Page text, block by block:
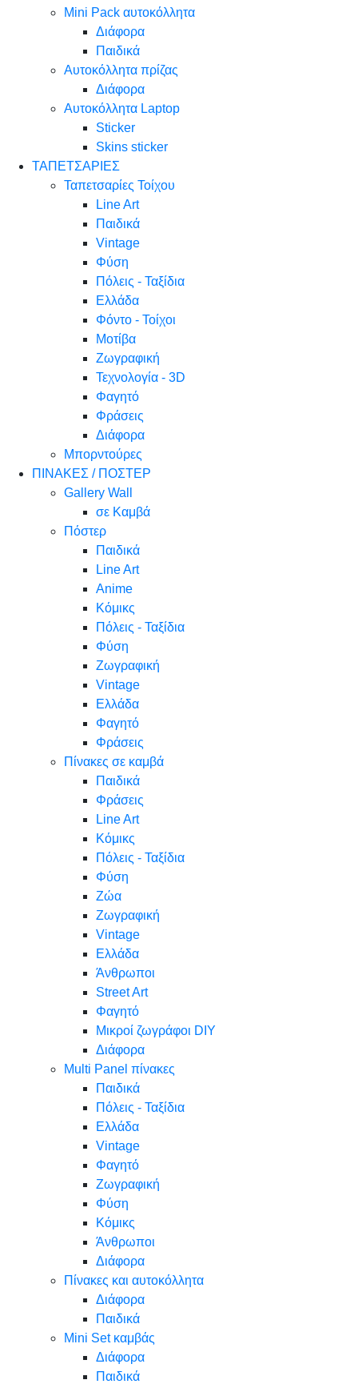
Mini Pack αυτοκόλλητα
Διάφορα
Παιδικά
Αυτοκόλλητα πρίζας
Διάφορα
Αυτοκόλλητα Laptop
Sticker
Skins sticker
ΤΑΠΕΤΣΑΡΙΕΣ
Ταπετσαρίες Τοίχου
Line Art
Παιδικά
Vintage
Φύση
Πόλεις - Ταξίδια
Ελλάδα
Φόντο - Τοίχοι
Μοτίβα
Ζωγραφική
Τεχνολογία - 3D
Φαγητό
Φράσεις
Διάφορα
Μπορντούρες
ΠΙΝΑΚΕΣ / ΠΟΣΤΕΡ
Gallery Wall
σε Καμβά
Πόστερ
Παιδικά
Line Art
Anime
Κόμικς
Πόλεις - Ταξίδια
Φύση
Ζωγραφική
Vintage
Ελλάδα
Φαγητό
Φράσεις
Πίνακες σε καμβά
Παιδικά
Φράσεις
Line Art
Κόμικς
Πόλεις - Ταξίδια
Φύση
Ζώα
Ζωγραφική
Vintage
Ελλάδα
Άνθρωποι
Street Art
Φαγητό
Μικροί ζωγράφοι DIY
Διάφορα
Multi Panel πίνακες
Παιδικά
Πόλεις - Ταξίδια
Ελλάδα
Vintage
Φαγητό
Ζωγραφική
Φύση
Κόμικς
Άνθρωποι
Διάφορα
Πίνακες και αυτοκόλλητα
Διάφορα
Παιδικά
Mini Set καμβάς
Διάφορα
Παιδικά